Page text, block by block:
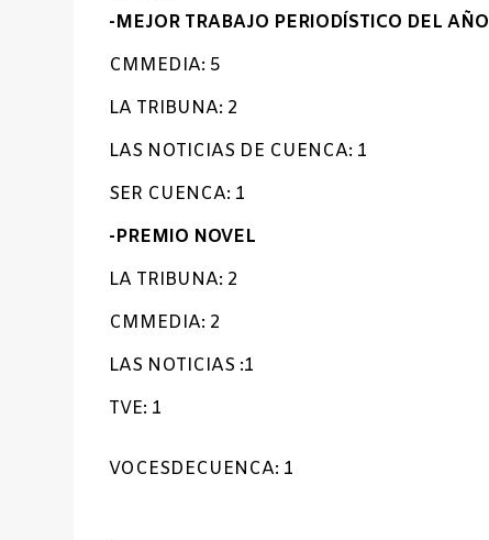
-MEJOR TRABAJO PERIODÍSTICO DEL AÑO
CMMEDIA: 5
LA TRIBUNA: 2
LAS NOTICIAS DE CUENCA: 1
SER CUENCA: 1
-PREMIO NOVEL
LA TRIBUNA: 2
CMMEDIA: 2
LAS NOTICIAS :1
TVE: 1
VOCESDECUENCA: 1